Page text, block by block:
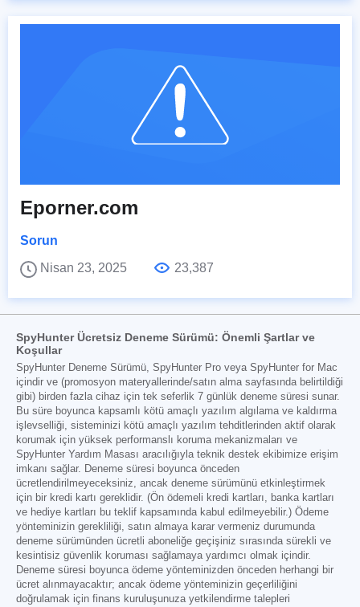
Eporner.com
Sorun
Nisan 23, 2025
23,387
SpyHunter Ücretsiz Deneme Sürümü: Önemli Şartlar ve
Koşullar
SpyHunter Deneme Sürümü, SpyHunter Pro veya SpyHunter for Mac
içindir ve (promosyon materyallerinde/satın alma sayfasında belirtildiği
gibi) birden fazla cihaz için tek seferlik 7 günlük deneme süresi sunar.
Bu süre boyunca kapsamlı kötü amaçlı yazılım algılama ve kaldırma
işlevselliği, sisteminizi kötü amaçlı yazılım tehditlerinden aktif olarak
korumak için yüksek performanslı koruma mekanizmaları ve
SpyHunter Yardım Masası aracılığıyla teknik destek ekibimize erişim
imkanı sağlar. Deneme süresi boyunca önceden
ücretlendirilmeyeceksiniz, ancak deneme sürümünü etkinleştirmek
için bir kredi kartı gereklidir. (Ön ödemeli kredi kartları, banka kartları
ve hediye kartları bu teklif kapsamında kabul edilmeyebilir.) Ödeme
yönteminizin gerekliliği, satın almaya karar vermeniz durumunda
deneme sürümünden ücretli aboneliğe geçişiniz sırasında sürekli ve
kesintisiz güvenlik koruması sağlamaya yardımcı olmak içindir.
Deneme süresi boyunca ödeme yönteminizden önceden herhangi bir
ücret alınmayacaktır; ancak ödeme yönteminizin geçerliliğini
doğrulamak için finans kuruluşunuza yetkilendirme talepleri